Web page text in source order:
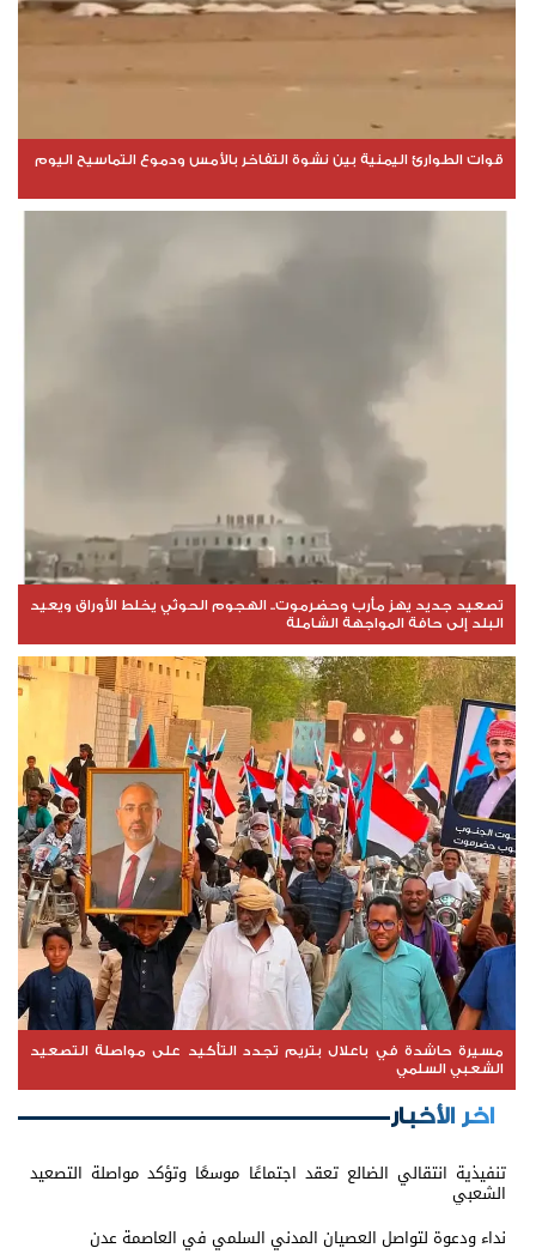
قوات الطوارئ اليمنية بين نشوة التفاخر بالأمس ودموع التماسيح اليوم
تصعيد جديد يهز مأرب وحضرموت.. الهجوم الحوثي يخلط الأوراق ويعيد
البلد إلى حافة المواجهة الشاملة
مسيرة حاشدة في باعلال بتريم تجدد التأكيد على مواصلة التصعيد
الشعبي السلمي
اخر الأخبار
تنفيذية انتقالي الضالع تعقد اجتماعًا موسعًا وتؤكد مواصلة التصعيد
الشعبي
نداء ودعوة لتواصل العصيان المدني السلمي في العاصمة عدن